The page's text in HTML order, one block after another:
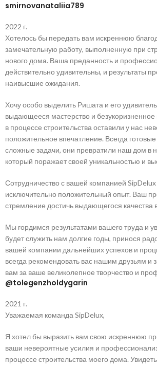
smirnovanataliia789
2022 г.
Хотелось бы передать вам искреннюю
замечательную работу, выполненную при
нового дома. Ваша преданность и
действительно удивительны, и результаты
наивысшие ожидания.
Хочу особо выделить Ришата и его
выдающееся мастерство и
в процессе строительства оставили у нас
положительное впечатление. Всегда
сложные задачи, они превратили наш дом в
который поражает своей уникальностью и
Сотрудничество с вашей компанией
исключительно положительный опыт. Ваш
стремление достичь выдающегося качества
Мы гордимся результатами вашего труда и
будет служить нам долгие годы, принося
вашей компании дальнейших успехов и
всегда рекомендовать вас нашим друзьям и
вам за ваше великолепное творчество и
@tolegenzholdygarin
2021 г.
Уважаемая команда SipDelux,
Я хотел бы выразить вам свою искреннюю
ваши невероятные усилия и
процессе строительства моего дома.